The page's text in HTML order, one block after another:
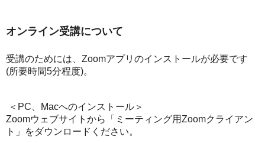
オンライン受講について
受講のためには、Zoomアプリのインストールが必要です
(所要時間5分程度)。
＜ PC、Macへのインストール ＞
Zoomウェブサイトから「ミーティング用Zoomクライアン
ト」をダウンロードください。